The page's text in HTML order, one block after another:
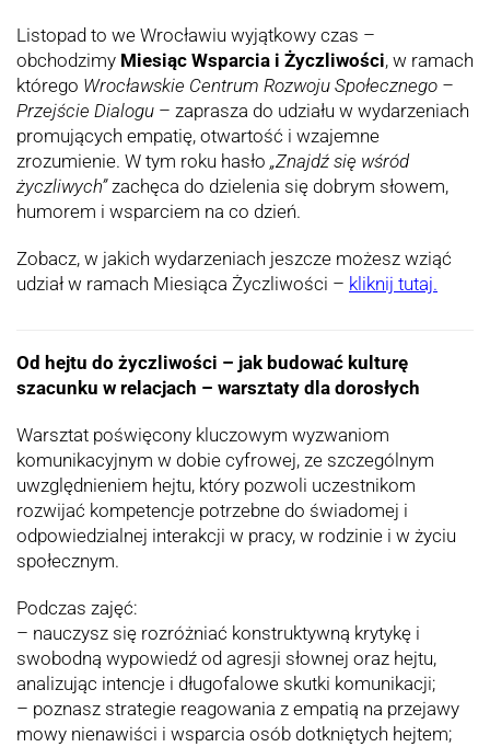
Listopad to we Wrocławiu wyjątkowy czas –
obchodzimy Miesiąc Wsparcia i Życzliwości, w ramach
którego Wrocławskie Centrum Rozwoju Społecznego –
Przejście Dialogu – zaprasza do udziału w wydarzeniach
promujących empatię, otwartość i wzajemne
zrozumienie. W tym roku hasło „Znajdź się wśród
życzliwych”zachęca do dzielenia się dobrym słowem,
humorem i wsparciem na co dzień.
Zobacz, w jakich wydarzeniach jeszcze możesz wziąć
udział w ramach Miesiąca Życzliwości – kliknij tutaj.
Od hejtu do życzliwości – jak budować kulturę
szacunku w relacjach – warsztaty dla dorosłych
Warsztat poświęcony kluczowym wyzwaniom
komunikacyjnym w dobie cyfrowej, ze szczególnym
uwzględnieniem hejtu, który pozwoli uczestnikom
rozwijać kompetencje potrzebne do świadomej i
odpowiedzialnej interakcji w pracy, w rodzinie i w życiu
społecznym.
Podczas zajęć:
– nauczysz się rozróżniać konstruktywną krytykę i
swobodną wypowiedź od agresji słownej oraz hejtu,
analizując intencje i długofalowe skutki komunikacji;
– poznasz strategie reagowania z empatią na przejawy
mowy nienawiści i wsparcia osób dotkniętych hejtem;